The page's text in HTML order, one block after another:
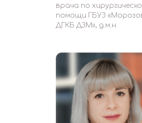
врача по
помощи ГБУЗ
ДГКБ ДЗМ», д.м.н.